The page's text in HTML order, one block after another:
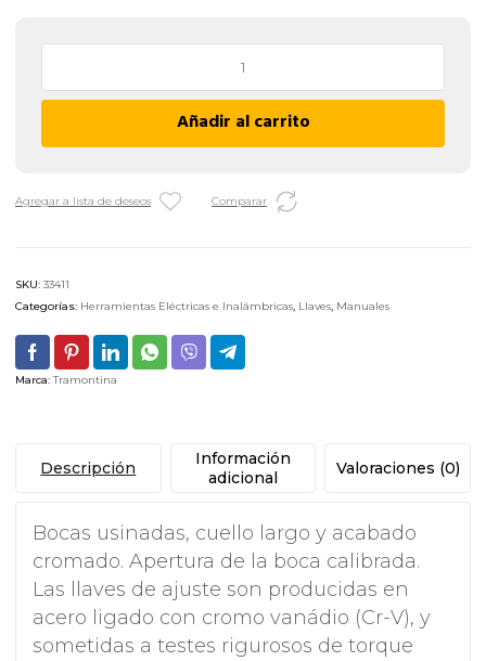
Pulgadas
Pro
7/16"
Añadir al carrito
Agregar a lista de deseos Comparar
SKU: 33411
Categorías: Herramientas Eléctricas e Inalámbricas, Llaves, Manuales
Marca:Tramontina
Descripción
Información
adicional
Valoraciones (0)
Bocas usinadas, cuello largo y acabado
cromado. Apertura de la boca calibrada.
Las llaves de ajuste son producidas en
acero ligado con cromo vanádio (Cr-V), y
sometidas a testes rigurosos de torque